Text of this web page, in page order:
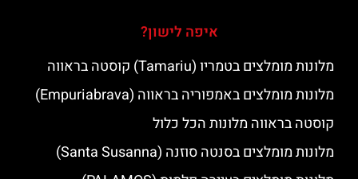
איפה לישון?
מלונות מומלצים בטמריו (Tamariu) קוסטה בראווה
מלונות מומלצים באמפוריה בראווה (Empuriabrava)
קוסטה בראווה מלונות הכל כלול
מלונות מומלצים בסנטה סוזנה (Santa Susanna)